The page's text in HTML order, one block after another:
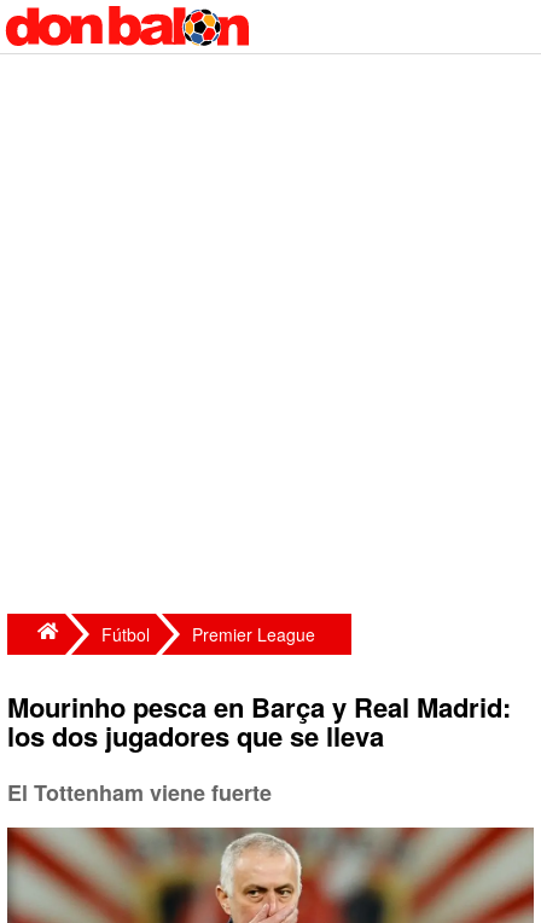
Fútbol Premier League
Mourinho pesca en Barça y Real Madrid:
los dos jugadores que se lleva
El Tottenham viene fuerte